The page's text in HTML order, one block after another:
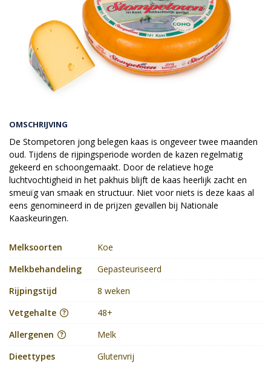
OMSCHRIJVING
De Stompetoren jong belegen kaas is ongeveer twee maanden
oud. Tijdens de rijpingsperiode worden de kazen regelmatig
gekeerd en schoongemaakt. Door de relatieve hoge
luchtvochtigheid in het pakhuis blijft de kaas heerlijk zacht en
smeuïg van smaak en structuur. Niet voor niets is deze kaas al
eens genomineerd in de prijzen gevallen bij Nationale
Kaaskeuringen.
Melksoorten
Koe
Melkbehandeling
Gepasteuriseerd
Rijpingstijd
8 weken
Vetgehalte
48+
Allergenen
Melk
Dieettypes
Glutenvrij